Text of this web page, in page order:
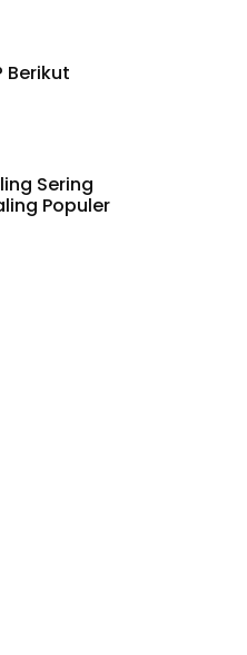
Berikut
Sering
Populer